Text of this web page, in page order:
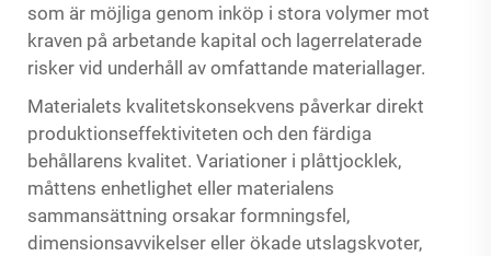
som är möjliga genom inköp i stora volymer mot
kraven på arbetande kapital och lagerrelaterade
risker vid underhåll av omfattande materiallager.
Materialets kvalitetskonsekvens påverkar direkt
produktionseffektiviteten och den färdiga
behållarens kvalitet. Variationer i plåttjocklek,
måttens enhetlighet eller materialens
sammansättning orsakar formningsfel,
dimensionsavvikelser eller ökade utslagskvoter,